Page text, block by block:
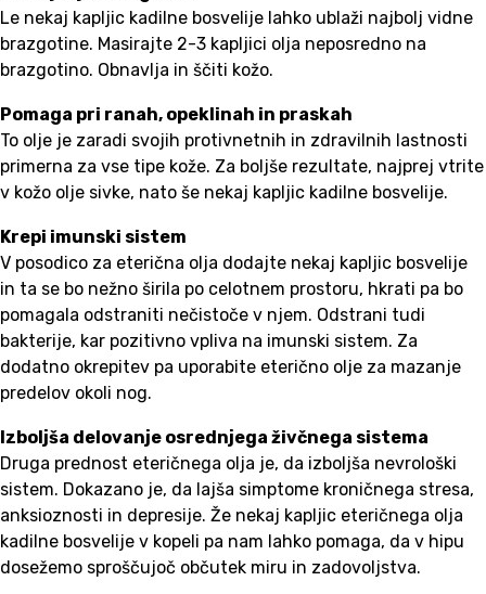
Le nekaj kapljic kadilne bosvelije lahko ublaži najbolj vidne
brazgotine. Masirajte 2-3 kapljici olja neposredno na
brazgotino. Obnavlja in ščiti kožo.
Pomaga pri ranah, opeklinah in praskah
To olje je zaradi svojih protivnetnih in zdravilnih lastnosti
primerna za vse tipe kože. Za boljše rezultate, najprej vtrite
v kožo olje sivke, nato še nekaj kapljic kadilne bosvelije.
Krepi imunski sistem
V posodico za eterična olja dodajte nekaj kapljic bosvelije
in ta se bo nežno širila po celotnem prostoru, hkrati pa bo
pomagala odstraniti nečistoče v njem. Odstrani tudi
bakterije, kar pozitivno vpliva na imunski sistem. Za
dodatno okrepitev pa uporabite eterično olje za mazanje
predelov okoli nog.
Izboljša delovanje osrednjega živčnega sistema
Druga prednost eteričnega olja je, da izboljša nevrološki
sistem. Dokazano je, da lajša simptome kroničnega stresa,
anksioznosti in depresije. Že nekaj kapljic eteričnega olja
kadilne bosvelije v kopeli pa nam lahko pomaga, da v hipu
dosežemo sproščujoč občutek miru in zadovoljstva.